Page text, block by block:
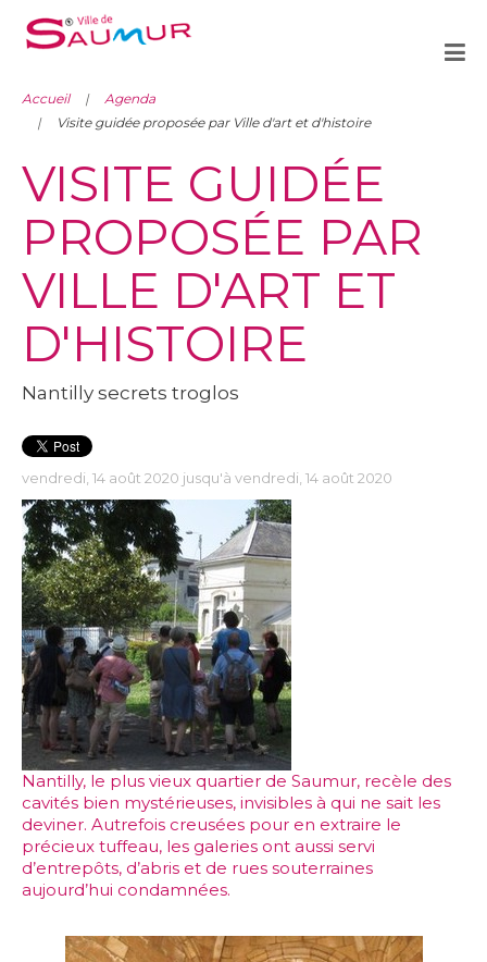
Accueil
Agenda
Visite guidée proposée par Ville d'art et d'histoire
VISITE GUIDÉE
PROPOSÉE PAR
VILLE D'ART ET
D'HISTOIRE
Nantilly secrets troglos
vendredi, 14 août 2020 jusqu'à vendredi, 14 août 2020
Nantilly, le plus vieux quartier de Saumur, recèle des
cavités bien mystérieuses, invisibles à qui ne sait les
deviner. Autrefois creusées pour en extraire le
précieux tuffeau, les galeries ont aussi servi
d’entrepôts, d’abris et de rues souterraines
aujourd’hui condamnées.